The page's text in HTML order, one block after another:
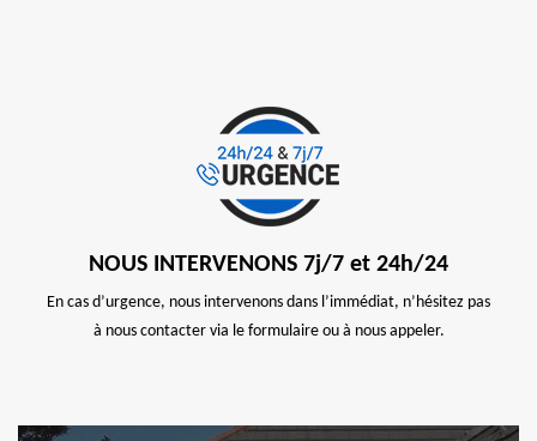
NOUS INTERVENONS 7j/7 et 24h/24
En cas d’urgence, nous intervenons dans l’immédiat, n’hésitez pas
à nous contacter via le formulaire ou à nous appeler.